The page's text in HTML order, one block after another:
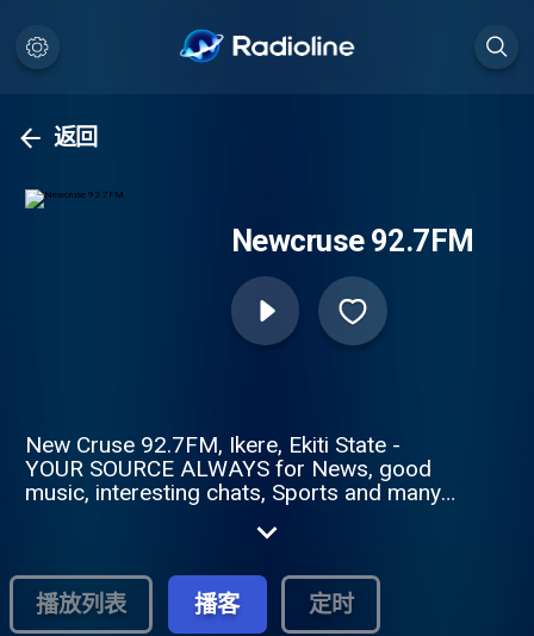
返回
Newcruse 92.7FM
New Cruse 92.7FM, Ikere, Ekiti State -
YOUR SOURCE ALWAYS for News, good
music, interesting chats, Sports and many
播放列表 播客 定时